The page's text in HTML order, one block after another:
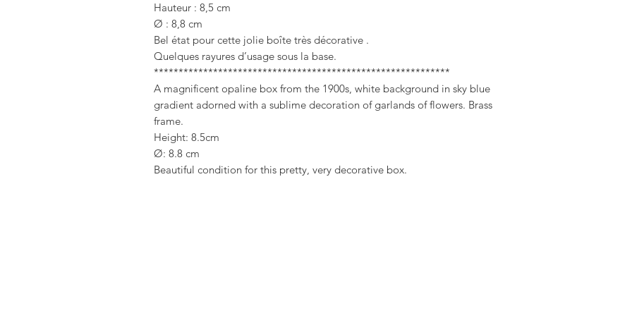
Hauteur : 8,5 cm
Ø : 8,8 cm
Bel état pour cette jolie boîte très décorative .
Quelques rayures d’usage sous la base.
************************************************************
A magnificent opaline box from the 1900s, white background in sky blue
gradient adorned with a sublime decoration of garlands of flowers. Brass
frame.
Height: 8.5cm
Ø: 8.8 cm
Beautiful condition for this pretty, very decorative box.